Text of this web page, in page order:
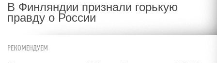
В Финляндии признали горькую
правду о России
РЕКОМЕНДУЕМ